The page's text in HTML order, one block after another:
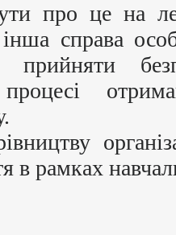
про це на
справа
прийняти
в рамках